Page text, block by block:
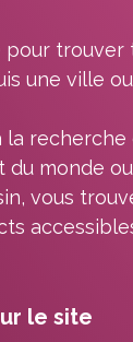
trouver
une ville
la recherche
du monde
vous
le site